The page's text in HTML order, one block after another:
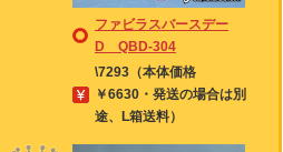
ファビラスバースデー
D QBD-304
\7293（本体価格
￥6630・発送の場合は別
途、L箱送料）